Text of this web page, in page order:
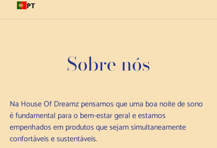
PT
Pesquisar
Tipo de produto
Sobre nós
Na House Of Dreamz pensamos que uma boa noite de sono
é fundamental para o bem-estar geral e estamos
empenhados em produtos que sejam simultaneamente
confortáveis e sustentáveis.